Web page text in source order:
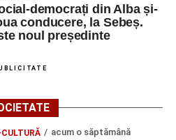
democrați din Alba și-
conducere, la Sebeș.
noul președinte
acum o săptămână